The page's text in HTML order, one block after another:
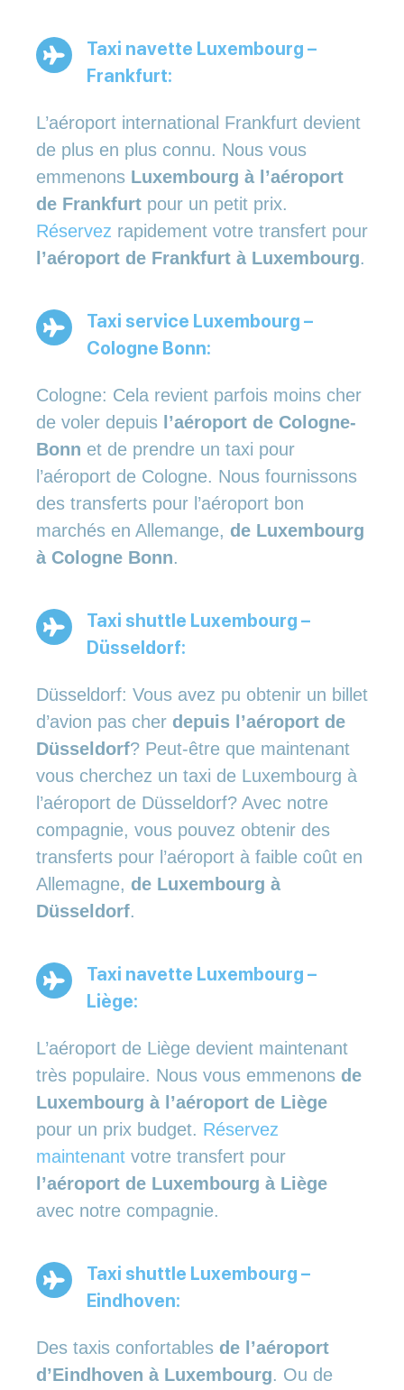
Taxi navette Luxembourg –
Frankfurt:
L’aéroport international Frankfurt devient
de plus en plus connu. Nous vous
emmenons Luxembourg à l’aéroport
de Frankfurt pour un petit prix.
Réservez rapidement votre transfert pour
l’aéroport de Frankfurt à Luxembourg.
Taxi service Luxembourg –
Cologne Bonn:
Cologne: Cela revient parfois moins cher
de voler depuis l’aéroport de Cologne-
Bonn et de prendre un taxi pour
l’aéroport de Cologne. Nous fournissons
des transferts pour l’aéroport bon
marchés en Allemange, de Luxembourg
à Cologne Bonn.
Taxi shuttle Luxembourg –
Düsseldorf:
Düsseldorf: Vous avez pu obtenir un billet
d’avion pas cher depuis l’aéroport de
Düsseldorf? Peut-être que maintenant
vous cherchez un taxi de Luxembourg à
l’aéroport de Düsseldorf? Avec notre
compagnie, vous pouvez obtenir des
transferts pour l’aéroport à faible coût en
Allemagne, de Luxembourg à
Düsseldorf.
Taxi navette Luxembourg –
Liège:
L’aéroport de Liège devient maintenant
très populaire. Nous vous emmenons de
Luxembourg à l’aéroport de Liège
pour un prix budget. Réservez
maintenant votre transfert pour
l’aéroport de Luxembourg à Liège
avec notre compagnie.
Taxi shuttle Luxembourg –
Eindhoven:
Des taxis confortables de l’aéroport
d’Eindhoven à Luxembourg. Ou de